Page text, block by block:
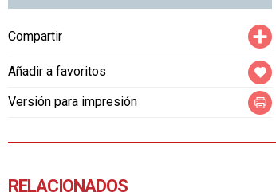
Compartir
Añadir a favoritos
Versión para impresión
RELACIONADOS